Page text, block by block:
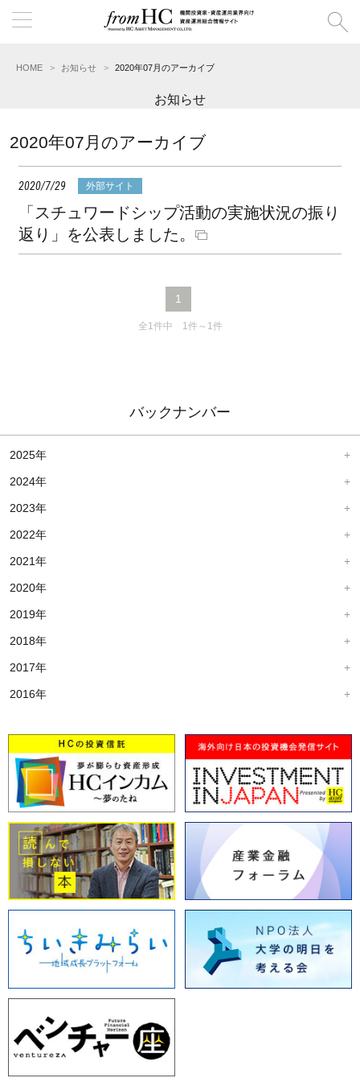
HOME お知らせ 2020年07月のアーカイブ
お知らせ
2020年07月のアーカイブ
2020/7/29 外部サイト
「スチュワードシップ活動の実施状況の振り
返り」を公表しました。
1
全1件中 1件～1件
バックナンバー
2025年
2024年
2023年
2022年
2021年
2020年
2019年
2018年
2017年
2016年